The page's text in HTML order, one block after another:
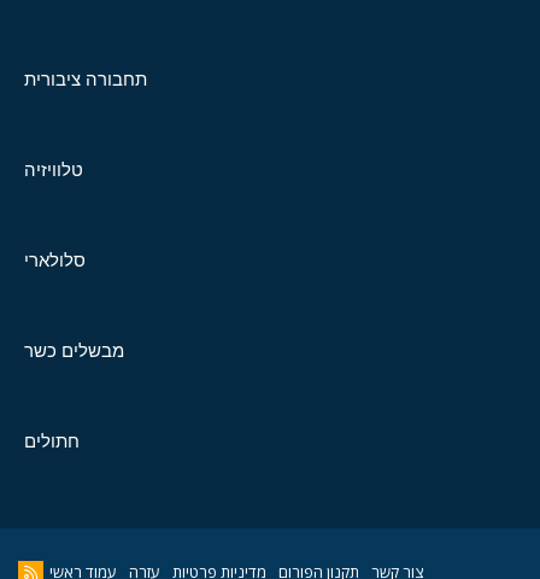
תחבורה ציבורית
טלוויזיה
סלולארי
מבשלים כשר
חתולים
צור קשר תקנון הפורום מדיניות פרטיות עזרה עמוד ראשי